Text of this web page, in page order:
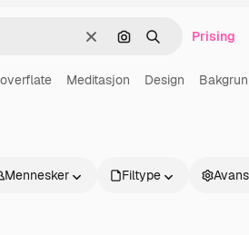
Slett Søk etter bilde
Søk Prising
Meditasjon Design
Mennesker Filtype